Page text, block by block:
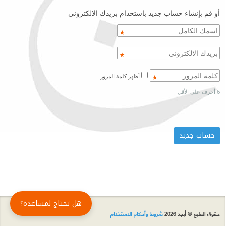
أو قم بإنشاء حساب جديد باستخدام بريدك الالكتروني
6 أحرف على الأقل
حقوق الطبع © أبجد 2026 شروط وأحكام الاستخدام
هل تحتاج لمساعدة؟